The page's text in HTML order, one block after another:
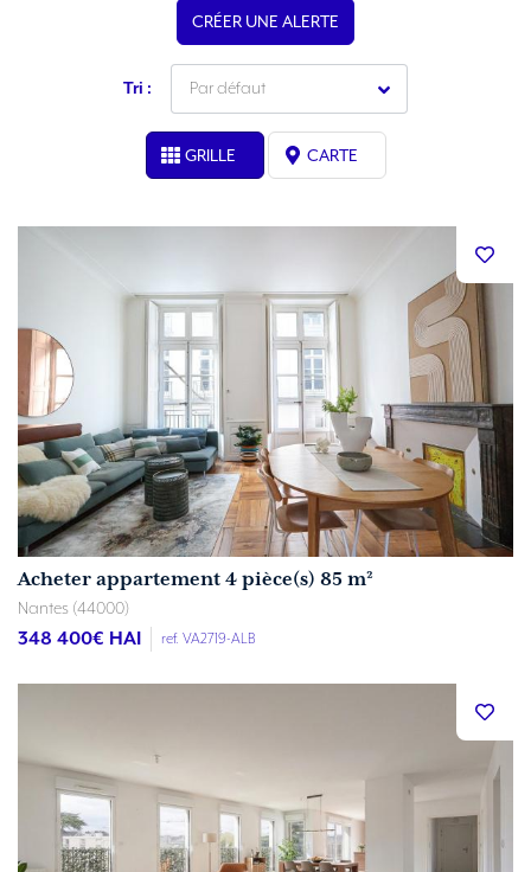
CRÉER UNE ALERTE
Tri : Par défaut
GRILLE CARTE
Acheter appartement 4 pièce(s) 85 m²
Nantes (44000)
348 400€ HAI ref. VA2719-ALB